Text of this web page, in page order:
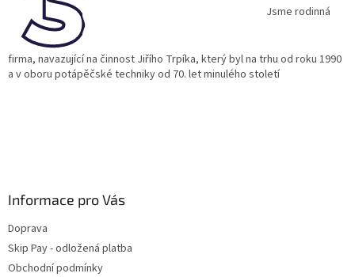
Jsme rodinná
firma, navazující na činnost Jiřího Trpíka, který byl na trhu od roku 1990
a v oboru potápěčské techniky od 70. let minulého století
Informace pro Vás
Doprava
Skip Pay - odložená platba
Obchodní podmínky